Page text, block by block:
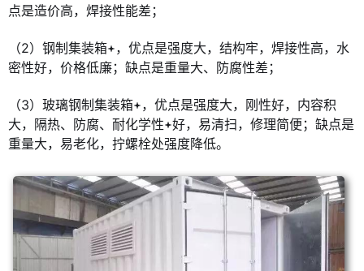
点是造价高，焊接性能差；
（2）钢制集装箱 ，优点是强度大，结构牢，焊接性高，水
密性好，价格低廉；缺点是重量大、防腐性差；
（3）玻璃钢制集装箱 ，优点是强度大，刚性好，内容积
大，隔热、防腐、耐化学性 好，易清扫，修理简便；缺点是
重量大，易老化，拧螺栓处强度降低。